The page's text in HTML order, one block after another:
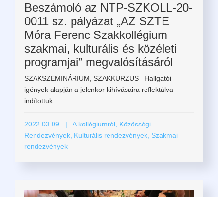
Beszámoló az NTP-SZKOLL-20-
0011 sz. pályázat „AZ SZTE
Móra Ferenc Szakkollégium
szakmai, kulturális és közéleti
programjai” megvalósításáról
SZAKSZEMINÁRIUM, SZAKKURZUS Hallgatói
igények alapján a jelenkor kihívásaira reflektálva
indítottuk ...
2022.03.09 | A kollégiumról, Közösségi
Rendezvények, Kulturális rendezvények, Szakmai
rendezvények